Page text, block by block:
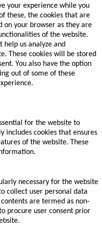
your experience while you
these, the cookies that are
on your browser as they are
of the website.
help us analyze and
These cookies will be stored
You also have the option
out of some of these
for the website to
includes cookies that ensures
of the website. These
necessary for the website
collect user personal data
are termed as non-
procure user consent prior